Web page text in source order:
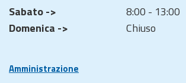
Sabato ->
8:00 - 13:00
Domenica ->
Chiuso
Amministrazione